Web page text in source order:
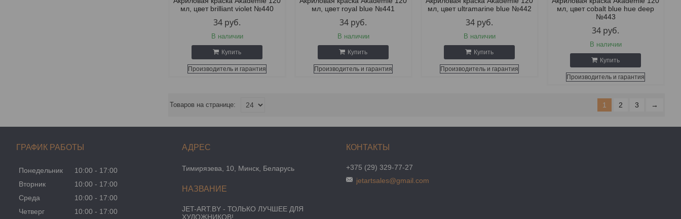
мл, цвет brilliant violet №440
34 руб.
В наличии
Купить
Производитель и гарантия
мл, цвет royal blue №441
34 руб.
В наличии
Купить
Производитель и гарантия
мл, цвет ultramarine blue №442
34 руб.
В наличии
Купить
Производитель и гарантия
мл, цвет cobalt blue hue deep
№443
34 руб.
В наличии
Купить
Производитель и гарантия
1 2 3 →
ГРАФИК РАБОТЫ
Понедельник 10:00
17:00
Вторник
10:00
17:00
Среда
10:00
17:00
Четверг
10:00 17:00
Тимирязева, 10, Минск, Беларусь
JET-ART.BY - ТОЛЬКО ЛУЧШЕЕ ДЛЯ
ХУДОЖНИКОВ!
+375 (29) 329-77-27
jetartsales@gmail.com